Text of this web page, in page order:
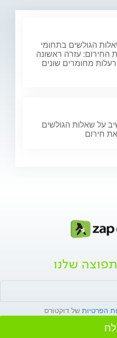
הגולשים בתחומי
החירום: עזרה ראשונה
מחומרים שונים
על שאלות הגולשים
חירום
שלנו
הפרטיות של דוקטורס